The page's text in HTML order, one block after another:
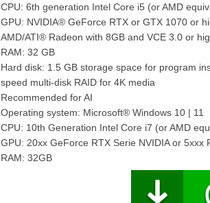
CPU: 6th generation Intel Core i5 (or AMD
GPU: NVIDIA® GeForce RTX or GTX 1070 or
AMD/ATI® Radeon with 8GB and VCE 3.0 or
RAM: 32 GB
Hard disk: 1.5 GB storage space for program
speed multi-disk RAID for 4K media
Recommended for AI
Operating system: Microsoft® Windows 10 | 11
CPU: 10th Generation Intel Core i7 (or AMD
GPU: 20xx GeForce RTX Serie NVIDIA or 5xxx
RAM: 32GB